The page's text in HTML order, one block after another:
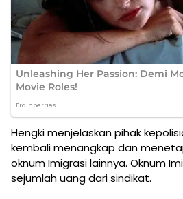
Hengki menjelaskan pihak
kembali menangkap dan
oknum Imigrasi lainnya. Oknum
sejumlah uang dari sindikat.